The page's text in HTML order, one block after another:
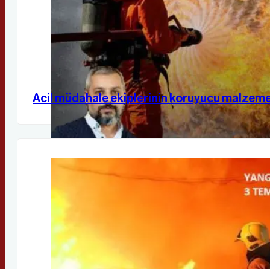
Acil müdahale ekiplerinin koruyucu